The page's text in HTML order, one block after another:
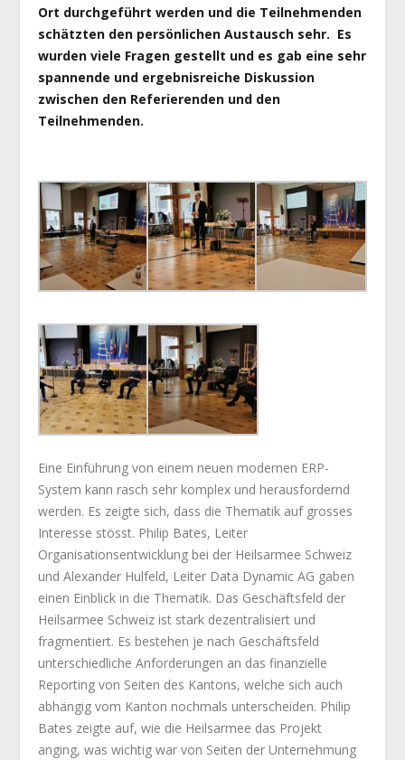
Ort durchgeführt werden und die Teilnehmenden
schätzten den persönlichen Austausch sehr. Es
wurden viele Fragen gestellt und es gab eine sehr
spannende und ergebnisreiche Diskussion
zwischen den Referierenden und den
Teilnehmenden.
Eine Einführung von einem neuen modernen ERP-
System kann rasch sehr komplex und herausfordernd
werden. Es zeigte sich, dass die Thematik auf grosses
Interesse stösst. Philip Bates, Leiter
Organisationsentwicklung bei der Heilsarmee Schweiz
und Alexander Hulfeld, Leiter Data Dynamic AG gaben
einen Einblick in die Thematik. Das Geschäftsfeld der
Heilsarmee Schweiz ist stark dezentralisiert und
fragmentiert. Es bestehen je nach Geschäftsfeld
unterschiedliche Anforderungen an das finanzielle
Reporting von Seiten des Kantons, welche sich auch
abhängig vom Kanton nochmals unterscheiden. Philip
Bates zeigte auf, wie die Heilsarmee das Projekt
anging, was wichtig war von Seiten der Unternehmung